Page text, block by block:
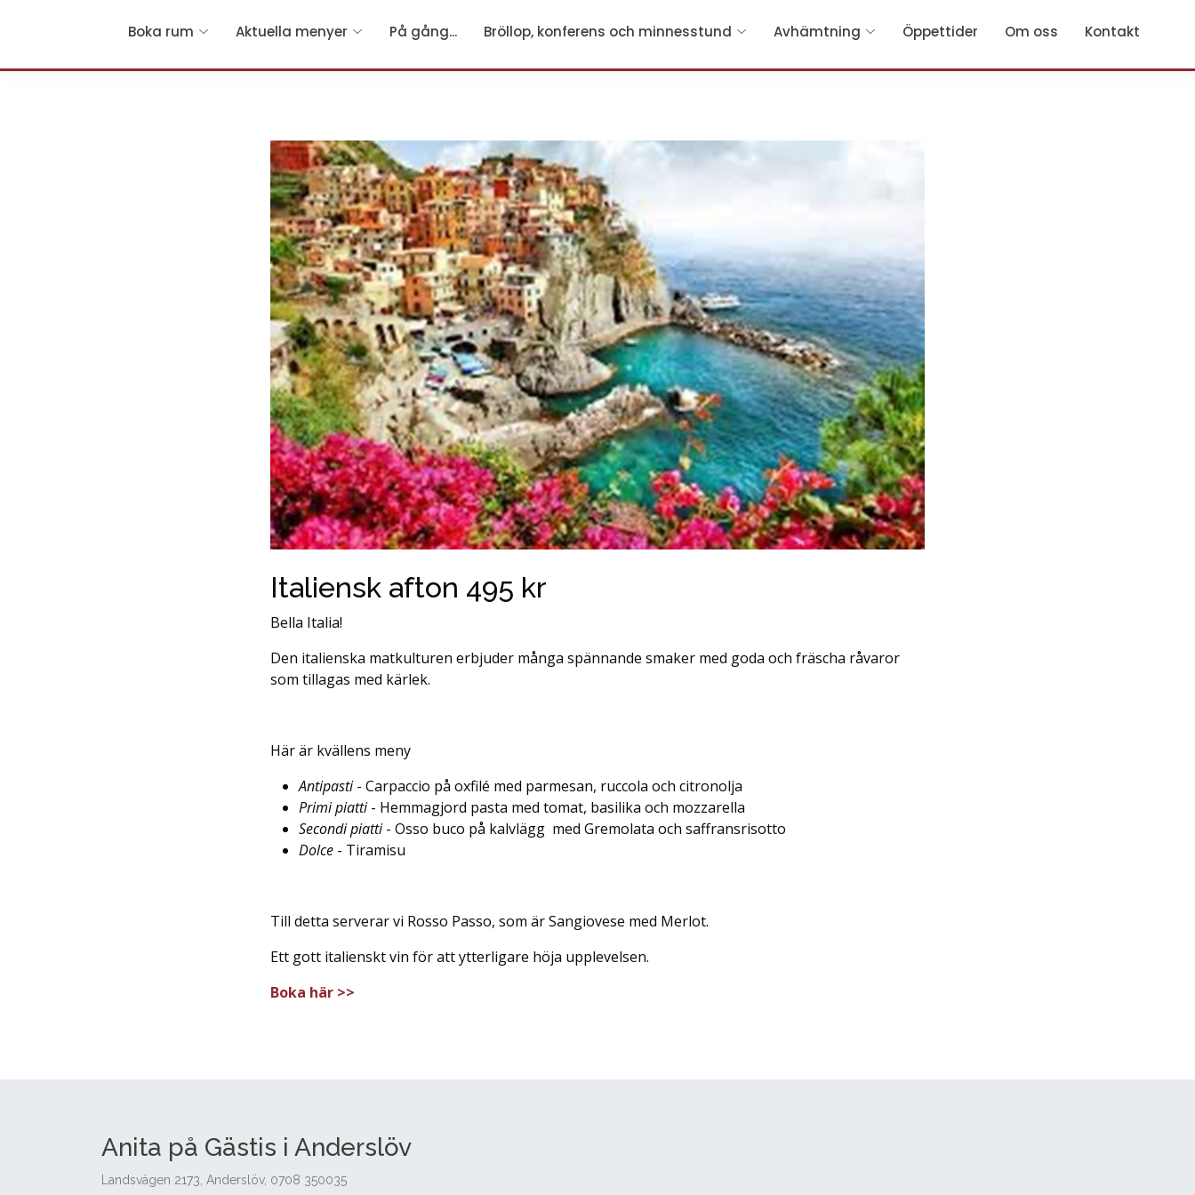
huvudinnehållet
Boka rum Aktuella menyer På gång... Bröllop, konferens och minnesstund Avhämtning Öppettider Om oss Kontakt
Italiensk afton 495 kr
Bella Italia!
Den italienska matkulturen erbjuder många spännande smaker med goda och fräscha råvaror
som tillagas med kärlek.
Här är kvällens meny
Antipasti- Carpaccio på oxfilé med parmesan, ruccola och citronolja
Primi piatti- Hemmagjord pasta med tomat, basilika och mozzarella
Secondi piatti- Osso buco på kalvlägg med Gremolata och saffransrisotto
Dolce - Tiramisu
Till detta serverar vi Rosso Passo, som är Sangiovese med Merlot.
Ett gott italienskt vin för att ytterligare höja upplevelsen.
Boka här >>
Anita på Gästis i Anderslöv
Landsvägen 2173, Anderslöv, 0708 350035